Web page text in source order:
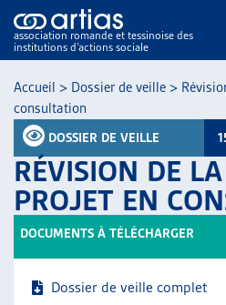
association romande et tessinoise des
institutions d’actions sociale
NOS PUBLICATIONS
VEILLE
Accueil > Dossier de veille >
consultation
DOSSIER DE VEILLE
RÉVISION DE
PROJET EN
DOCUMENTS À TÉLÉCHARGER
Dossier de veille complet